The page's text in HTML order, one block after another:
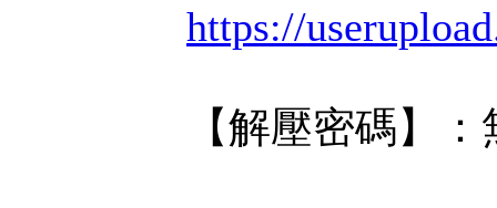
https://
【解壓密碼】：